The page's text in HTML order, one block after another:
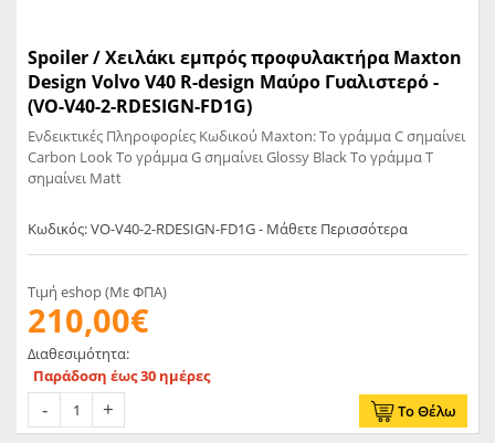
Spoiler / Χειλάκι εμπρός προφυλακτήρα Maxton
Design Volvo V40 R-design Μαύρο Γυαλιστερό -
(VO-V40-2-RDESIGN-FD1G)
Ενδεικτικές Πληροφορίες Κωδικού Maxton: Το γράμμα C σημαίνει
Carbon Look Το γράμμα G σημαίνει Glossy Black Το γράμμα T
σημαίνει Matt
Κωδικός: VO-V40-2-RDESIGN-FD1G - Μάθετε Περισσότερα
Τιμή eshop (Με ΦΠΑ)
210,00€
Διαθεσιμότητα:
Παράδοση έως 30 ημέρες
Το Θέλω